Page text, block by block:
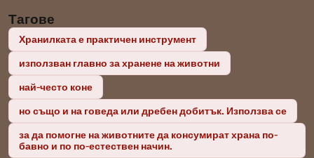
Тагове
Хранилката е практичен инструмент
използван главно за хранене на животни
най-често коне
но също и на говеда или дребен добитък. Използва се
за да помогне на животните да консумират храна по-
бавно и по по-естествен начин.